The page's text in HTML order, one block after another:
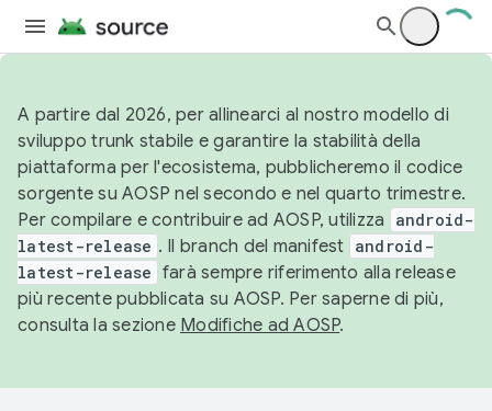
A partire dal 2026, per allinearci al nostro modello di
sviluppo trunk stabile e garantire la stabilità della
piattaforma per l'ecosistema, pubblicheremo il codice
sorgente su AOSP nel secondo e nel quarto trimestre.
Per compilare e contribuire ad AOSP, utilizza
android-
latest-release . Il branch del manifest android-
latest-release farà sempre riferimento alla release
più recente pubblicata su AOSP. Per saperne di più,
consulta la sezione Modifiche ad AOSP.